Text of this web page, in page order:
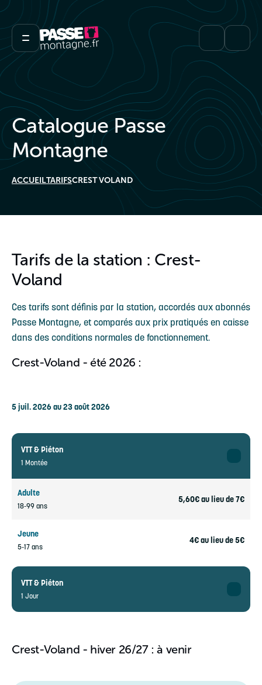
Catalogue Passe
Montagne
ACCUEILTARIFSCREST VOLAND
Tarifs de la station : Crest-
Voland
Ces tarifs sont définis par la station, accordés aux abonnés
Passe Montagne, et comparés aux prix pratiqués en caisse
dans des conditions normales de fonctionnement.
Crest-Voland - été 2026 :
5 juil. 2026 au 23 août 2026
VTT & Piéton
1 Montée
Adulte
18-99 ans
5,60€ au lieu de 7€
Jeune
5-17 ans
4€ au lieu de 5€
VTT & Piéton
1 Jour
5-17 ans
Crest-Voland - hiver 26/27 : à venir